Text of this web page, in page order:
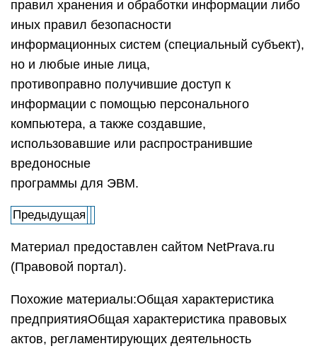
правил хранения и обработки информации либо
иных правил безопасности
информационных систем (специальный субъект),
но и любые иные лица,
противоправно получившие доступ к
информации с помощью персонального
компьютера, а также создавшие,
использовавшие или распространившие
вредоносные
программы для ЭВМ.
Предыдущая
Материал предоставлен сайтом NetPrava.ru
(Правовой портал).
Похожие материалы:Общая характеристика
предприятияОбщая характеристика правовых
актов, регламентирующих деятельность